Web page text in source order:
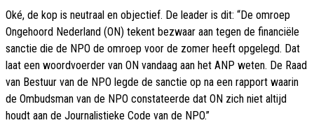
Oké, de kop is neutraal en objectief. De leader is dit: “De omroep
Ongehoord Nederland (ON) tekent bezwaar aan tegen de financiële
sanctie die de NPO de omroep voor de zomer heeft opgelegd. Dat
laat een woordvoerder van ON vandaag aan het ANP weten. De Raad
van Bestuur van de NPO legde de sanctie op na een rapport waarin
de Ombudsman van de NPO constateerde dat ON zich niet altijd
houdt aan de Journalistieke Code van de NPO.”